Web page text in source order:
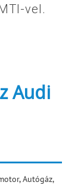
vel.
Audi
,Autógáz,